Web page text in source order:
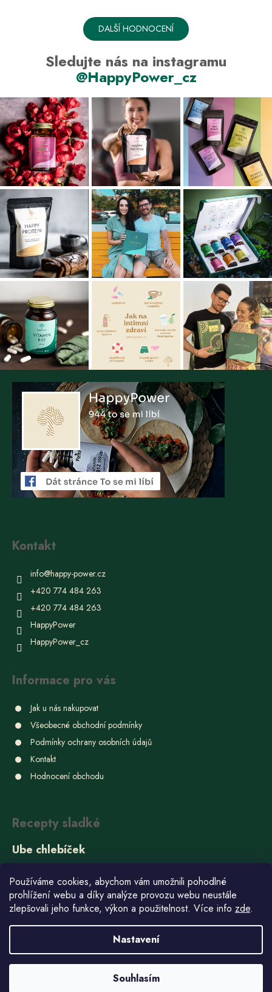
Používáme cookies, abychom vám umožnili pohodlné
prohlížení webu a díky analýze provozu webu neustále
zlepšovali jeho funkce, výkon a použitelnost. Více info zde.
Nastavení
Souhlasím
DALŠÍ HODNOCENÍ
Sledujte nás na instagramu
@HappyPower_cz
Kontakt
info@happy-power.cz
+420 774 484 263
+420 774 484 263
HappyPower
HappyPower_cz
Informace pro vás
Jak u nás nakupovat
Všeobecné obchodní podmínky
Podmínky ochrany osobních údajů
Kontakt
Hodnocení obchodu
Recepty sladké
Ube chlebíček
Domácí bonbóny
15.6.2026
Barevné vánoční Bounty tyčinky
Shoptet upravilŠtefan Mazáň